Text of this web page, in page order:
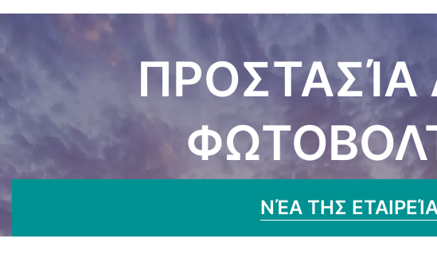
ΠΡΟΣΤΑΣΊΑ
Νέα Προστασία
ΝΈΑ ΤΗΣ